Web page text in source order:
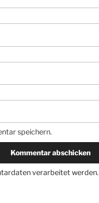
speichern.
verarbeitet werden.